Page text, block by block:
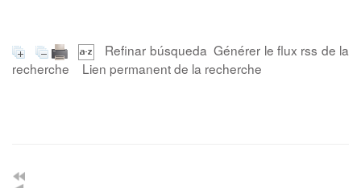
Refinar búsqueda Générer le flux rss de la
recherche
Lien permanent de la recherche